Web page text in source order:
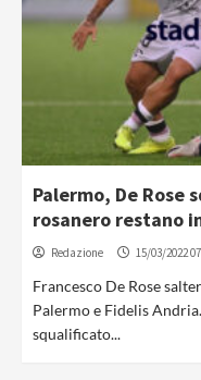
Palermo, De
rosanero restano
Redazione 15/03/2022
Francesco De Rose
Palermo e Fidelis
squalificato...